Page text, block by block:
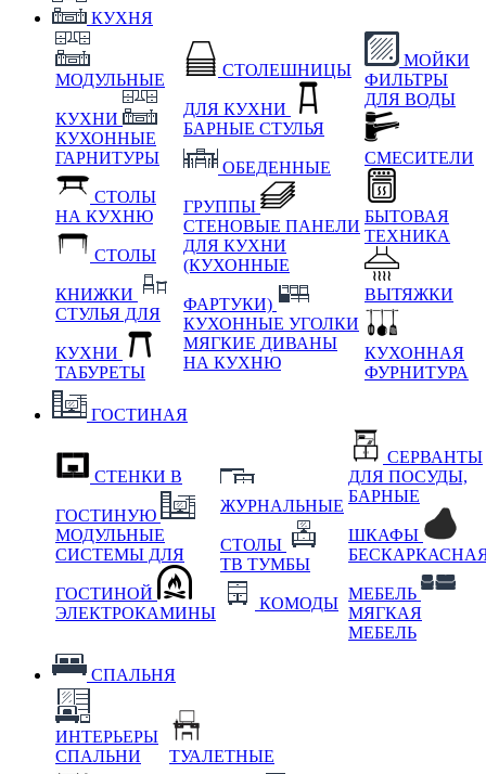
КУХНЯ
МОДУЛЬНЫЕ
КУХНИ
КУХОННЫЕ
ГАРНИТУРЫ
СТОЛЫ
НА КУХНЮ
СТОЛЫ
КНИЖКИ
СТУЛЬЯ ДЛЯ
КУХНИ
ТАБУРЕТЫ
СТОЛЕШНИЦЫ
ДЛЯ КУХНИ
БАРНЫЕ СТУЛЬЯ
ОБЕДЕННЫЕ
ГРУППЫ
СТЕНОВЫЕ ПАНЕЛИ
ДЛЯ КУХНИ
(КУХОННЫЕ
ФАРТУКИ)
КУХОННЫЕ УГОЛКИ
МЯГКИЕ ДИВАНЫ
НА КУХНЮ
МОЙКИ
ФИЛЬТРЫ
ДЛЯ ВОДЫ
СМЕСИТЕЛИ
БЫТОВАЯ
ТЕХНИКА
ВЫТЯЖКИ
КУХОННАЯ
ФУРНИТУРА
ГОСТИНАЯ
СТЕНКИ В
ГОСТИНУЮ
МОДУЛЬНЫЕ
СИСТЕМЫ ДЛЯ
ГОСТИНОЙ
ЭЛЕКТРОКАМИНЫ
ЖУРНАЛЬНЫЕ
СТОЛЫ
ТВ ТУМБЫ
КОМОДЫ
СЕРВАНТЫ
ДЛЯ ПОСУДЫ,
БАРНЫЕ
ШКАФЫ
МЕБЕЛЬ
МЯГКАЯ
МЕБЕЛЬ
СПАЛЬНЯ
ИНТЕРЬЕРЫ
СПАЛЬНИ
ТУАЛЕТНЫЕ